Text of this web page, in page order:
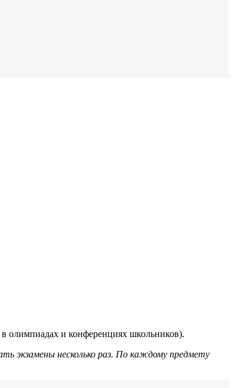
олимпиадах и конференциях школьников).
экзамены несколько раз. По каждому предмету